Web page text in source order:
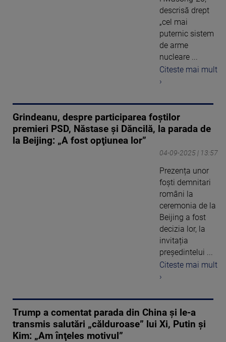
descrisă drept
„cel mai
puternic sistem
de arme
nucleare ...
Citeste mai mult
›
Grindeanu, despre participarea foștilor
premieri PSD, Năstase și Dăncilă, la parada de
la Beijing: „A fost opţiunea lor”
04-09-2025 | 13:57
Prezența unor
foști demnitari
români la
ceremonia de la
Beijing a fost
decizia lor, la
invitația
președintelui ...
Citeste mai mult
›
Trump a comentat parada din China și le-a
transmis salutări „călduroase” lui Xi, Putin și
Kim: „Am înţeles motivul”